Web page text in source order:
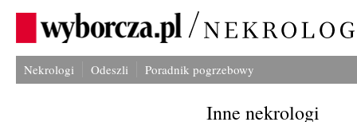
Nekrologi Odeszli Poradnik pogrzebowy
Inne nekrologi